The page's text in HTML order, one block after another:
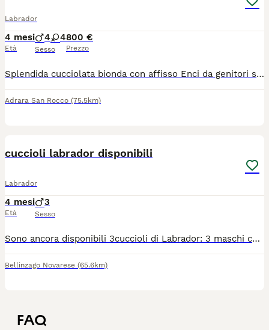
Labrador
4 mesi
Età
4 4
Sesso
800 €
Prezzo
Splendida cucciolata bionda con affisso Enci da genitori selezionati padre campione riproduttore Lord of rings Labracadabra Rickes pedigree microchip Documenti e certificati veterinari
Adrara San Rocco (75.5km)
cuccioli labrador disponibili
Labrador
4 mesi
Età
3
Sesso
Sono ancora disponibili 3cuccioli di Labrador: 3 maschi color nero. Sono nati il 22/03/2026 e sono pronti per venire in famiglia con voi. Verranno consegnati: MICROCHIPPATI VACCINATI SVERMINATI CON IL PEDIGREE CON L'ATTESTATO DI BUONA SALUTE CON UN PUPPY KIT ROYAL CANIN Per informazioni contattatemi 3804724389
Bellinzago Novarese (65.6km)
FAQ